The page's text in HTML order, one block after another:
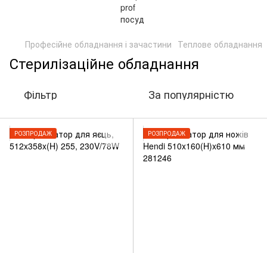
Професійне обладнання і зачастини Теплове обладнання
Стерилізаційне обладнання
Фільтр За популярністю
РОЗПРОДАЖ РОЗПРОДАЖ